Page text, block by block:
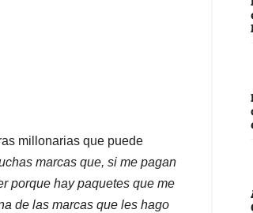
millonarias que puede
marcas que, si me pagan
porque hay paquetes que me
de las marcas que les hago